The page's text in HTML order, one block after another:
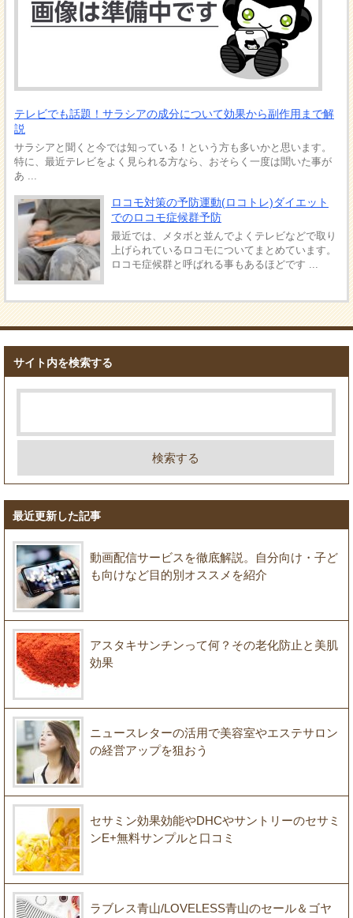
テレビでも話題！サラシアの成分について効果から副作用まで解
説
サラシアと聞くと今では知っている！という方も多いかと思います。
特に、最近テレビをよく見られる方なら、おそらく一度は聞いた事が
あ ...
ロコモ対策の予防運動(ロコトレ)ダイエット
でのロコモ症候群予防
最近では、メタボと並んでよくテレビなどで取り
上げられているロコモについてまとめています。
ロコモ症候群と呼ばれる事もあるほどです ...
サイト内を検索する
最近更新した記事
動画配信サービスを徹底解説。自分向け・子ど
も向けなど目的別オススメを紹介
アスタキサンチンって何？その老化防止と美肌
効果
ニュースレターの活用で美容室やエステサロン
の経営アップを狙おう
セサミン効果効能やDHCやサントリーのセサミ
ンE+無料サンプルと口コミ
ラブレス青山/LOVELESS青山のセール＆ゴヤ